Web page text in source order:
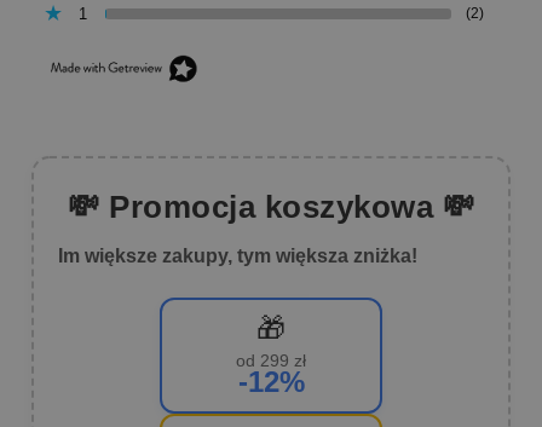
1 (2)
💸 Promocja koszykowa 💸
Im większe zakupy, tym większa zniżka!
🎁
od 299 zł
-12%